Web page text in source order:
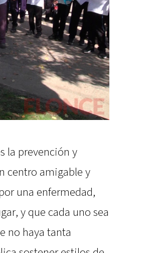
la prevención y
centro amigable y
una enfermedad,
y que cada uno sea
no haya tanta